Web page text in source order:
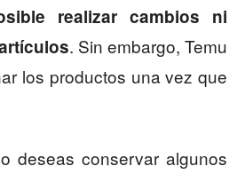
realizar cambios ni
. Sin embargo, Temu
los productos una vez que
deseas conservar algunos